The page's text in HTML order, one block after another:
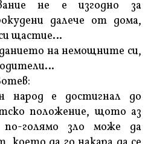
не е изгодно за
далече от дома,
щастие…
на немощните си,
народ е достигнал до
положение, щото аз
голямо зло може да